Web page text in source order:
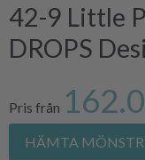
42-9 Little
DROPS
Pris från
HÄMTA